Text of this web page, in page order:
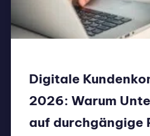
Digitale
2026: Warum
auf durchgängige